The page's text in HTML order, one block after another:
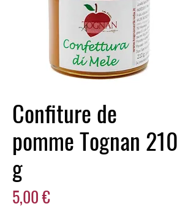
Confiture de
pomme Tognan 210
g
5,00 €Prix